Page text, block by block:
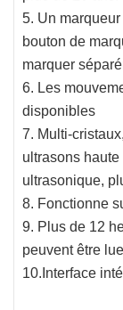
5. Un
bouton de
marquer
6. Les
disponibles
7. Multi-
ultrasons
ultrasonique,
8. Fonctionne
9. Plus de 12
peuvent être
10.Interface